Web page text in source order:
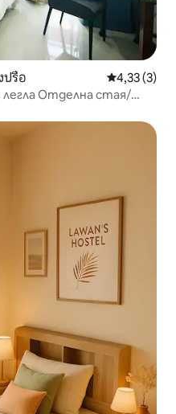
ปรือ Средна
4,33 (3)
Отделна стая/